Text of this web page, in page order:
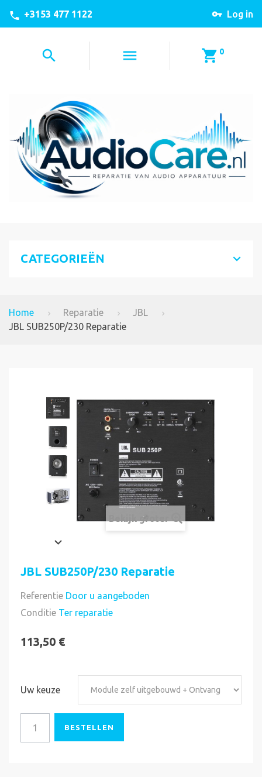
Log in
+3153 477 1122
0
CATEGORIEËN
Home Reparatie
JBL
JBL SUB250P/230 Reparatie
Bekijk groter
JBL SUB250P/230 Reparatie
Referentie Door u aangeboden
Conditie Ter reparatie
113,50 €
Uw keuze
BESTELLEN